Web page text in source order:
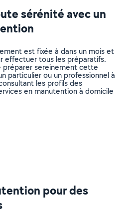
sérénité avec un
est fixée à dans un mois et
effectuer tous les préparatifs.
préparer sereinement cette
particulier ou un professionnel à
les profils des
en manutention à domicile
pour des